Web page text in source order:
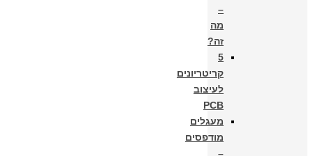
–
מה
זה?
5
קריטריונים
לעיצוב
PCB
מעגלים
מודפסים
–